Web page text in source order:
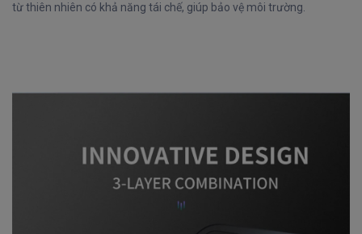
từ thiên nhiên có khả năng tái chế, giúp bảo vệ môi trường.